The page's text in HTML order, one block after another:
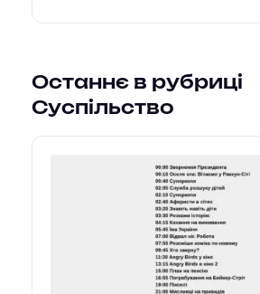
Останнє в рубриці
Суспільство